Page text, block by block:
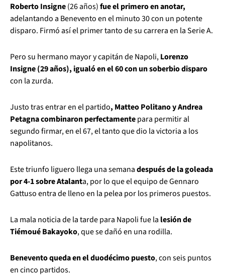
Roberto Insigne(26 años)fue el primero en anotar,
adelantando a Benevento en el minuto 30 con un potente
disparo. Firmó así el primer tanto de su carrera en la Serie A.
Pero su hermano mayor y capitán de Napoli,Lorenzo
Insigne (29 años), igualó en el 60 con un soberbio disparo
con la zurda.
Justo tras entrar en el partido, Matteo Politano y Andrea
Petagna combinaron perfectamentepara permitir al
segundo firmar, en el 67, el tanto que dio la victoria a los
napolitanos.
Este triunfo liguero llega una semanadespués de la goleada
por 4-1 sobre Atalanta, por lo que el equipo de Gennaro
Gattuso entra de lleno en la pelea por los primeros puestos.
La mala noticia de la tarde para Napoli fue la lesión de
Tiémoué Bakayoko, que se dañó en una rodilla.
Benevento queda en el duodécimo puesto, con seis puntos
en cinco partidos.